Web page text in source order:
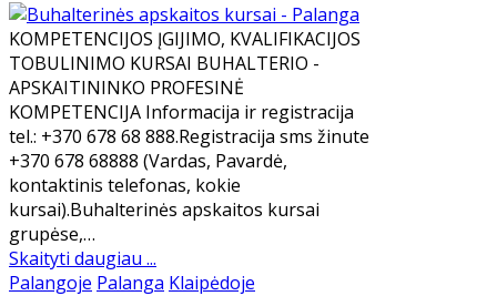
KOMPETENCIJOS ĮGIJIMO, KVALIFIKACIJOS
TOBULINIMO KURSAI BUHALTERIO -
APSKAITININKO PROFESINĖ
KOMPETENCIJA Informacija ir registracija
tel.: +370 678 68 888.Registracija sms žinute
+370 678 68888 (Vardas, Pavardė,
kontaktinis telefonas, kokie
kursai).Buhalterinės apskaitos kursai
grupėse,…
Skaityti daugiau ...
Palangoje Palanga Klaipėdoje